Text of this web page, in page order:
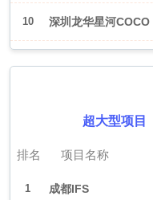
10 深圳龙华星河
超大型项目
排名 项目名称
1 成都IFS